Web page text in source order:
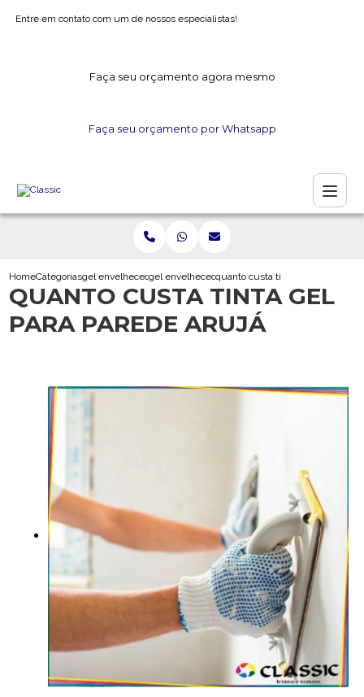
Entre em contato com um de nossos especialistas!
Faça seu orçamento agora mesmo
Faça seu orçamento por Whatsapp
HomeCategoriasgel envelhecedorgel envelhecedor para gessoquanto custa tinta gel para
QUANTO CUSTA TINTA GEL
PARA PAREDE ARUJÁ